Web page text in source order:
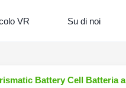
VR Su di noi
Battery Cell